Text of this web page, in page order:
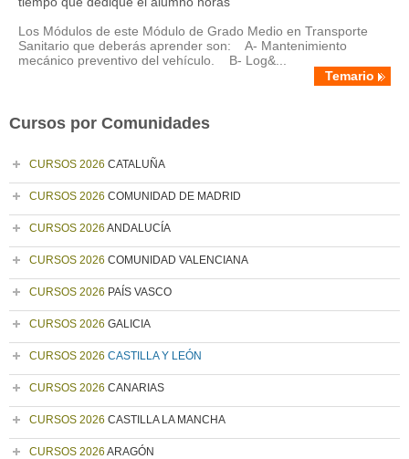
Los Módulos de este Módulo de Grado Medio en Transporte
Sanitario que deberás aprender son: A- Mantenimiento
mecánico preventivo del vehículo. B- Log&...
Temario
Cursos por Comunidades
CURSOS 2026 CATALUÑA
CURSOS 2026 COMUNIDAD DE MADRID
CURSOS 2026 ANDALUCÍA
CURSOS 2026 COMUNIDAD VALENCIANA
CURSOS 2026 PAÍS VASCO
CURSOS 2026 GALICIA
CURSOS 2026 CASTILLA Y LEÓN
CURSOS 2026 CANARIAS
CURSOS 2026 CASTILLA LA MANCHA
CURSOS 2026 ARAGÓN